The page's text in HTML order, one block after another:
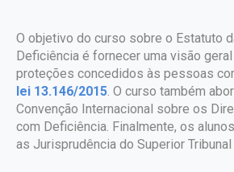
O objetivo do curso sobre o Estatuto
Deficiência é fornecer uma visão
proteções concedidos às pessoas
lei 13.146/2015. O curso também
Convenção Internacional sobre os
com Deficiência. Finalmente, os
as Jurisprudência do Superior